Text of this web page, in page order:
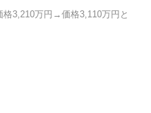
3,210万円→価格3,110万円と